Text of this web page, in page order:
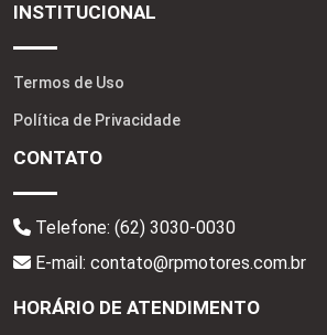
INSTITUCIONAL
Termos de Uso
Política de Privacidade
CONTATO
Telefone: (62) 3030-0030
E-mail: contato@rpmotores.com.br
HORÁRIO DE ATENDIMENTO